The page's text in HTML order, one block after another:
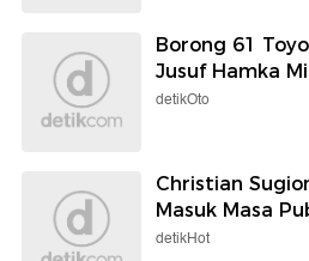
Borong 61
Jusuf Hamka
detikOto
Christian
Masuk Masa
detikHot